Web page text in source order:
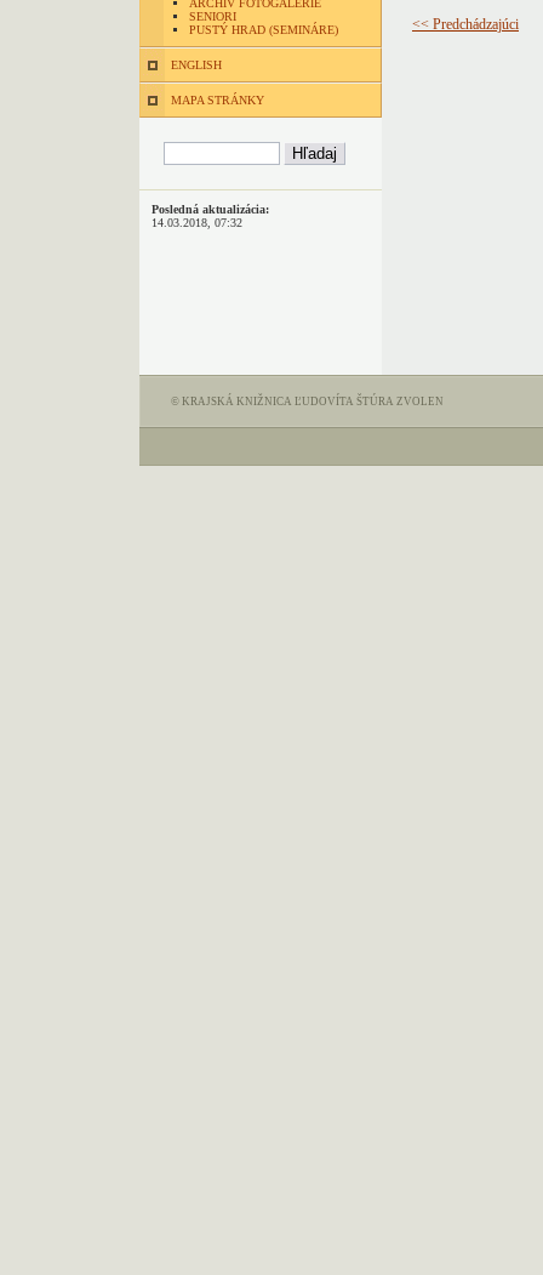
ARCHÍV FOTOGALÉRIE
SENIORI
PUSTÝ HRAD (SEMINÁRE)
ENGLISH
MAPA STRÁNKY
Posledná aktualizácia:
14.03.2018, 07:32
<< Predchádzajúci
© KRAJSKÁ KNIŽNICA ĽUDOVÍTA ŠTÚRA ZVOLEN